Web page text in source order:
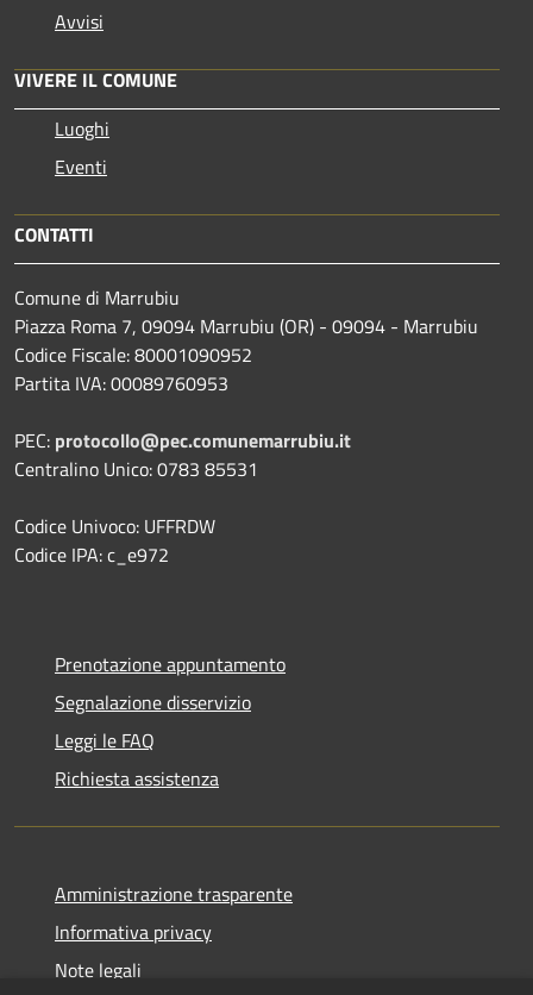
Avvisi
VIVERE IL COMUNE
Luoghi
Eventi
CONTATTI
Comune di Marrubiu
Piazza Roma 7, 09094 Marrubiu (OR) - 09094 - Marrubiu
Codice Fiscale: 80001090952
Partita IVA: 00089760953
PEC: protocollo@pec.comunemarrubiu.it
Centralino Unico: 0783 85531
Codice Univoco: UFFRDW
Codice IPA: c_e972
Prenotazione appuntamento
Segnalazione disservizio
Leggi le FAQ
Richiesta assistenza
Amministrazione trasparente
Informativa privacy
Note legali